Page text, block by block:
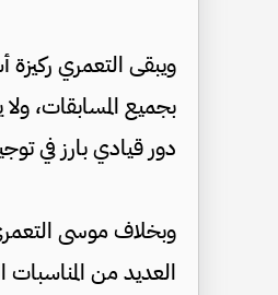
دور قيادي بارز في
وبخلاف موسى